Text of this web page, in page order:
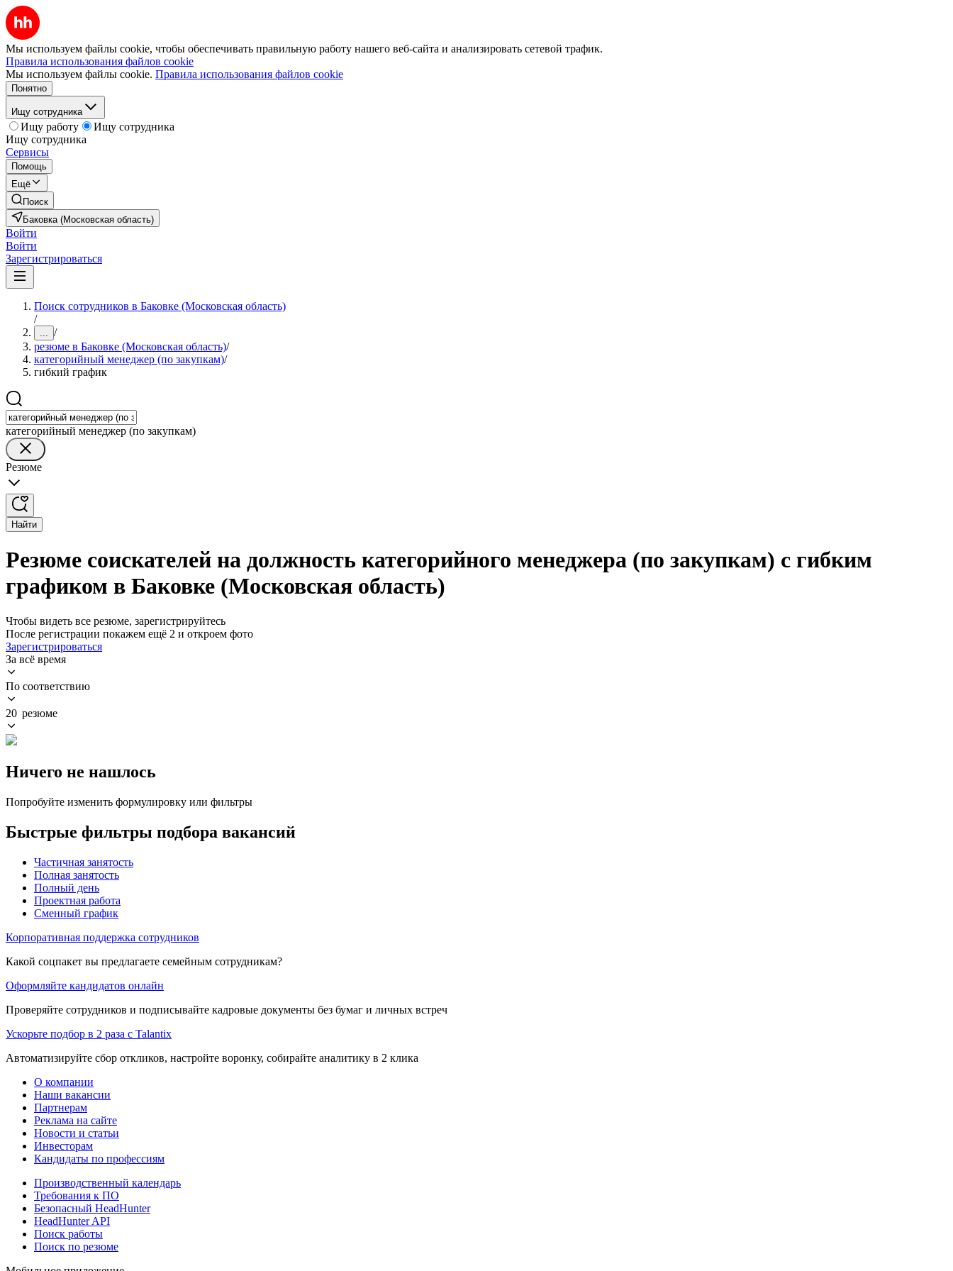
Мы используем файлы cookie, чтобы обеспечивать правильную работу нашего веб-сайта и анализировать сетевой трафик.
Правила использования файлов cookie
Мы используем файлы cookie. Правила использования файлов cookie
Понятно
Ищу сотрудника
Ищу работу
Ищу сотрудника
Ищу сотрудника
Сервисы
Помощь
Ещё
Поиск
Баковка (Московская область)
Войти
Войти
Зарегистрироваться
Поиск сотрудников в Баковке (Московская область)
/
... /
резюме в Баковке (Московская область)/
категорийный менеджер (по закупкам)/
гибкий график
категорийный менеджер (по закупкам)
Резюме
Найти
Резюме соискателей на должность категорийного менеджера (по закупкам) с гибким
графиком в Баковке (Московская область)
Чтобы видеть все резюме, зарегистрируйтесь
После регистрации покажем ещё 2 и откроем фото
Зарегистрироваться
За всё время
По соответствию
20 резюме
Ничего не нашлось
Попробуйте изменить формулировку или фильтры
Быстрые фильтры подбора вакансий
Частичная занятость
Полная занятость
Полный день
Проектная работа
Сменный график
Корпоративная поддержка сотрудников
Какой соцпакет вы предлагаете семейным сотрудникам?
Оформляйте кандидатов онлайн
Проверяйте сотрудников и подписывайте кадровые документы без бумаг и личных встреч
Ускорьте подбор в 2 раза с Talantix
Автоматизируйте сбор откликов, настройте воронку, собирайте аналитику в 2 клика
О компании
Наши вакансии
Партнерам
Реклама на сайте
Новости и статьи
Инвесторам
Кандидаты по профессиям
Производственный календарь
Требования к ПО
Безопасный HeadHunter
HeadHunter API
Поиск работы
Поиск по резюме